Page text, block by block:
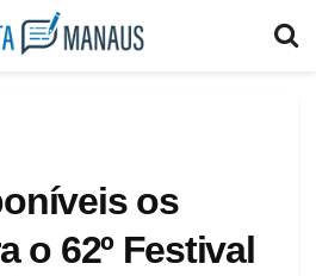
os
o 62º Festival